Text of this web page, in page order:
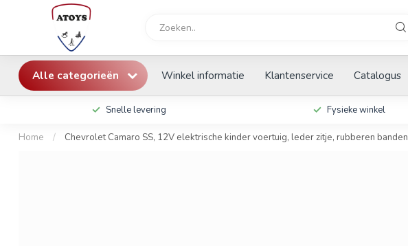
Alle categorieën Winkel informatie Klantenservice Catalogus
Snelle levering Fysieke winkel
Home / Chevrolet Camaro SS, 12V elektrische kinder voertuig, leder zitje, rubberen banden